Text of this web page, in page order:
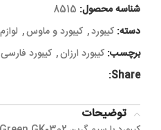
شناسه محصول: 8515
دسته: کیبورد, کیبورد و ماوس,
برچسب: کیبورد ارزان, کیبورد فارسی
Share:
توضیحات